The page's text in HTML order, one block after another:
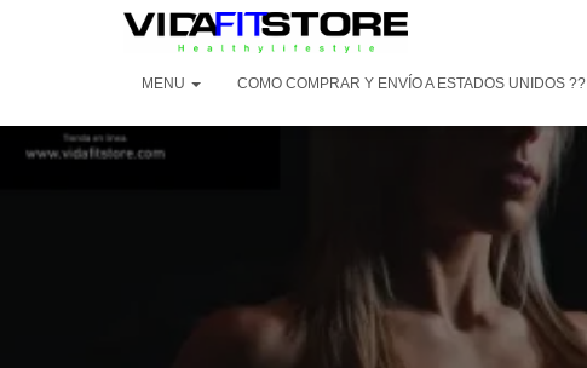
MENU COMO COMPRAR Y ENVÍO A ESTADOS UNIDOS ??